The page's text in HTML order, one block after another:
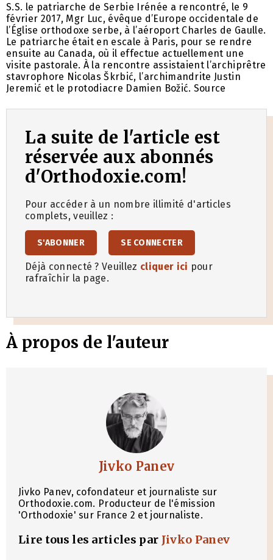
S.S. le patriarche de Serbie Irénée a rencontré, le 9
février 2017, Mgr Luc, évêque d’Europe occidentale de
l’Église orthodoxe serbe, à l’aéroport Charles de Gaulle.
Le patriarche était en escale à Paris, pour se rendre
ensuite au Canada, où il effectue actuellement une
visite pastorale. À la rencontre assistaient l’archiprêtre
stavrophore Nicolas Škrbić, l’archimandrite Justin
Jeremić et le protodiacre Damien Božić. Source
La suite de l'article est
réservée aux abonnés
d'Orthodoxie.com!
Pour accéder à un nombre illimité d'articles
complets, veuillez :
S'ABONNER SE CONNECTER
Déjà connecté ? Veuillez cliquer ici pour
rafraîchir la page.
À propos de l'auteur
Jivko Panev
Jivko Panev, cofondateur et journaliste sur
Orthodoxie.com. Producteur de l'émission
'Orthodoxie' sur France 2 et journaliste.
Lire tous les articles par Jivko Panev